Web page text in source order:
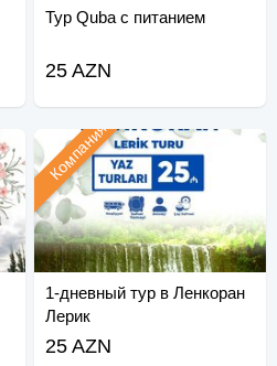
Тур Quba с питанием
25 AZN
1-дневный тур в Ленкоран
Лерик
Компания
25 AZN